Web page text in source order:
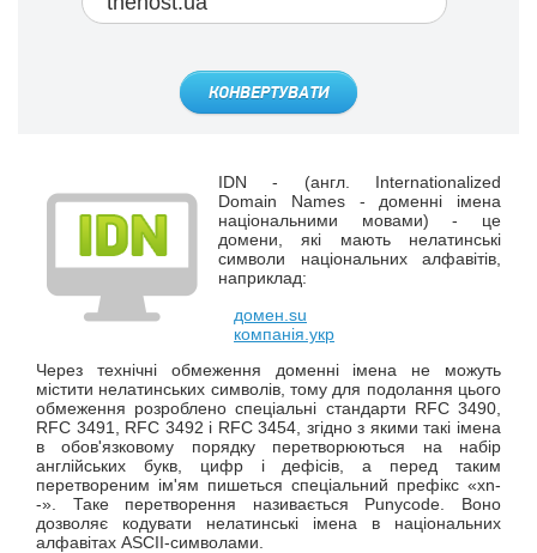
КОНВЕРТУВАТИ
IDN - (англ. Internationalized
Domain Names - доменні імена
національними мовами) - це
домени, які мають нелатинські
символи національних алфавітів,
наприклад:
домен.su
компанія.укр
Через технічні обмеження доменні імена не можуть
містити нелатинських символів, тому для подолання цього
обмеження розроблено спеціальні стандарти RFC 3490,
RFC 3491, RFC 3492 і RFC 3454, згідно з якими такі імена
в обов'язковому порядку перетворюються на набір
англійських букв, цифр і дефісів, а перед таким
перетвореним ім'ям пишеться спеціальний префікс «xn-
-». Таке перетворення називається Punycode. Воно
дозволяє кодувати нелатинські імена в національних
алфавітах ASCII-символами.